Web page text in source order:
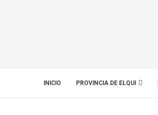
INICIO PROVINCIA DE ELQUI